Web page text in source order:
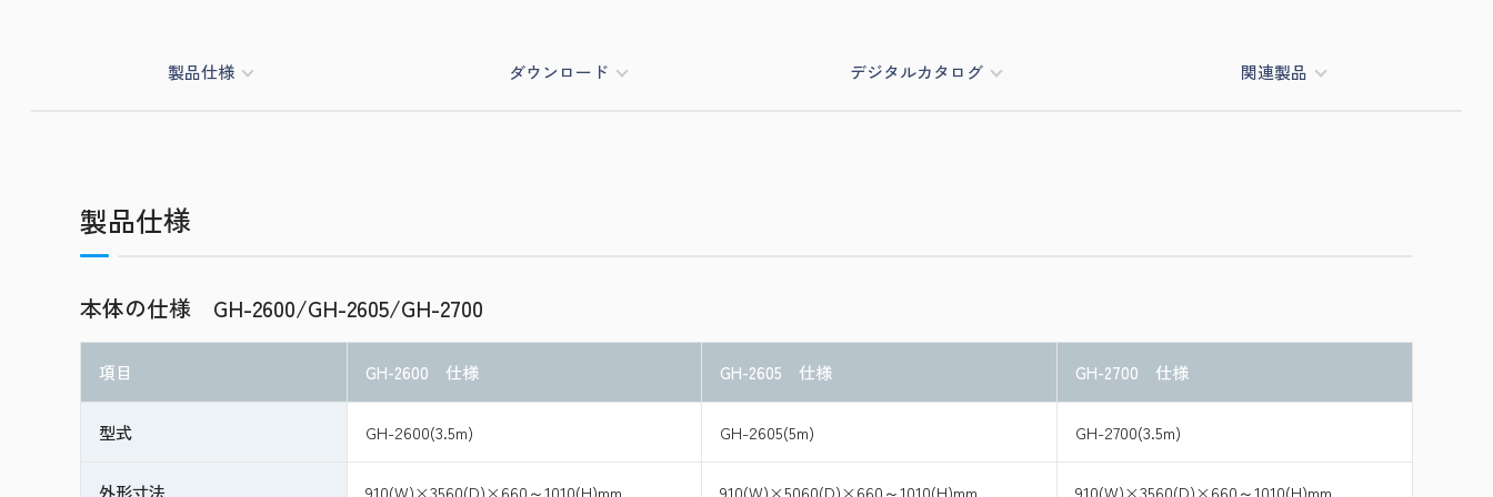
製品仕様 ダウンロード デジタルカタログ 関連製品
製品仕様
本体の仕様 GH-2600/GH-2605/GH-2700
項目 GH-2600 仕様 GH-2605 仕様 GH-2700 仕様
型式 GH-2600(3.5m) GH-2605(5m) GH-2700(3.5m)
外形寸法 910(W)×3560(D)×660～1010(H)mm 910(W)×5060(D)×660～1010(H)mm 910(W)×3560(D)×660～1010(H)mm